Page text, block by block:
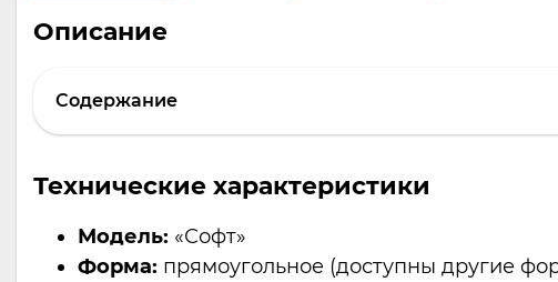
Описание
Содержание
Технические характеристики
Модель: «Софт»
Форма: прямоугольное (доступны другие